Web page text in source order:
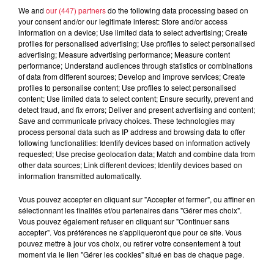
Organisateur
0603787414
anaelle.bonnet@maisonnaturemutt.org
Tarif Gratuit
De tout temps les hommes ont été fascinés par les jardins.
Toutes les plantes cultivées ont été à l'origine considérées
comme des plantes sacrées grâce à leur caractère
miraculeux. Venez découvrir ce jardin d'Apothicaire dans
découvrirez les plantes médicinales leur symbolique
jusqu'aux connaissances plus générales. Bien des secrets
seront transmis en ce lieu. RDV à 9h30 lieu précisé à
l'inscription. 7€adulte 5€enfant. Jeudis 18 et 25 juillet et 1er
We and our (447) partnersdo the following data processing based on
your consent and/or our legitimate interest: Store and/or access
information on a device; Use limited data to select advertising; Create
profiles for personalised advertising; Use profiles to select personalised
advertising; Measure advertising performance; Measure content
performance; Understand audiences through statistics or combinations
of data from different sources; Develop and improve services; Create
profiles to personalise content; Use profiles to select personalised
content; Use limited data to select content; Ensure security, prevent and
detect fraud, and fix errors; Deliver and present advertising and content;
Save and communicate privacy choices. These technologies may
process personal data such as IP address and browsing data to offer
following functionalities: Identify devices based on information actively
requested; Use precise geolocation data; Match and combine data from
other data sources; Link different devices; Identify devices based on
information transmitted automatically.
Vous pouvez accepter en cliquant sur "Accepter et fermer", ou affiner en
sélectionnant les finalités et/ou partenaires dans "Gérer mes choix".
Vous pouvez également refuser en cliquant sur "Continuer sans
accepter". Vos préférences ne s'appliqueront que pour ce site. Vous
pouvez mettre à jour vos choix, ou retirer votre consentement à tout
moment via le lien "Gérer les cookies" situé en bas de chaque page.